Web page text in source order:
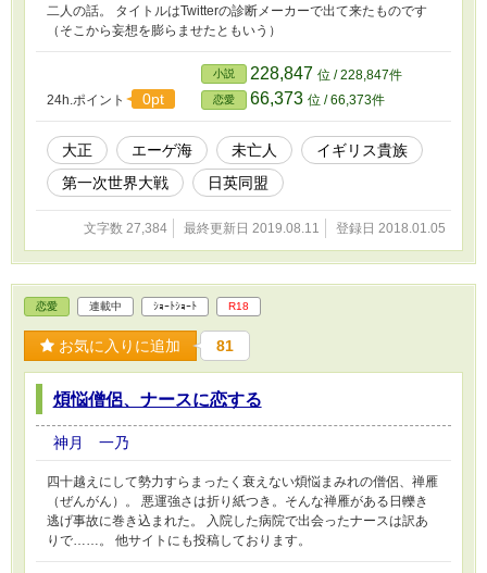
二人の話。 タイトルはTwitterの診断メーカーで出て来たものです
（そこから妄想を膨らませたともいう）
24h.ポイント 0pt
小説 228,847 位 / 228,847件
恋愛 66,373 位 / 66,373件
大正 エーゲ海 未亡人
イギリス貴族
第一次世界大戦
日英同盟
文字数 27,384 最終更新日 2019.08.11 登録日 2018.01.05
恋愛 連載中 ｼｮｰﾄｼｮｰﾄ R18
お気に入りに追加 81
煩悩僧侶、ナースに恋する
神月 一乃
四十越えにして勢力すらまったく衰えない煩悩まみれの僧侶、禅雁
（ぜんがん）。 悪運強さは折り紙つき。そんな禅雁がある日轢き
逃げ事故に巻き込まれた。 入院した病院で出会ったナースは訳あ
りで……。 他サイトにも投稿しております。